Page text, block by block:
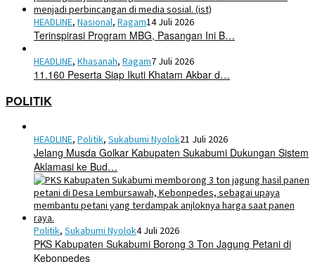
HEADLINE, Nasional, Ragam14 Juli 2026
Terinspirasi Program MBG, Pasangan Ini B…
HEADLINE, Khasanah, Ragam7 Juli 2026
11.160 Peserta Siap Ikuti Khatam Akbar d…
POLITIK
HEADLINE, Politik, Sukabumi Nyolok21 Juli 2026
Jelang Musda Golkar Kabupaten Sukabumi Dukungan Sistem
Aklamasi ke Bud…
Politik, Sukabumi Nyolok4 Juli 2026
PKS Kabupaten Sukabumi Borong 3 Ton Jagung Petani di
Kebonpedes